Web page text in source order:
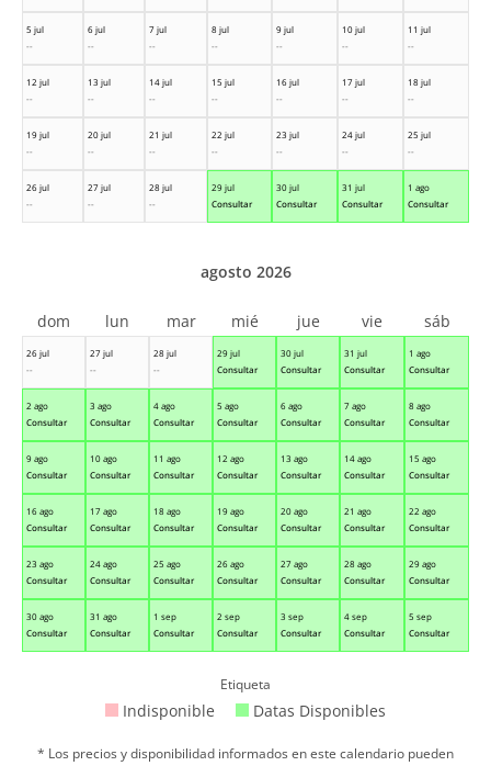
5 jul
--
6 jul
--
7 jul
--
8 jul
--
9 jul
--
10 jul
--
11 jul
--
12 jul
--
13 jul
--
14 jul
--
15 jul
--
16 jul
--
17 jul
--
18 jul
--
19 jul
--
20 jul
--
21 jul
--
22 jul
--
23 jul
--
24 jul
--
25 jul
--
26 jul
--
27 jul
--
28 jul
--
29 jul
Consultar
30 jul
Consultar
31 jul
Consultar
1 ago
Consultar
26 jul
--
27 jul
--
28 jul
--
29 jul
Consultar
30 jul
Consultar
31 jul
Consultar
1 ago
Consultar
2 ago
Consultar
3 ago
Consultar
4 ago
Consultar
5 ago
Consultar
6 ago
Consultar
7 ago
Consultar
8 ago
Consultar
9 ago
Consultar
10 ago
Consultar
11 ago
Consultar
12 ago
Consultar
13 ago
Consultar
14 ago
Consultar
15 ago
Consultar
16 ago
Consultar
17 ago
Consultar
18 ago
Consultar
19 ago
Consultar
20 ago
Consultar
21 ago
Consultar
22 ago
Consultar
23 ago
Consultar
24 ago
Consultar
25 ago
Consultar
26 ago
Consultar
27 ago
Consultar
28 ago
Consultar
29 ago
Consultar
30 ago
Consultar
31 ago
Consultar
1 sep
Consultar
2 sep
Consultar
3 sep
Consultar
4 sep
Consultar
5 sep
Consultar
agosto 2026
dom lun mar mié jue vie sáb
Etiqueta
Indisponible Datas Disponibles
* Los precios y disponibilidad informados en este calendario pueden